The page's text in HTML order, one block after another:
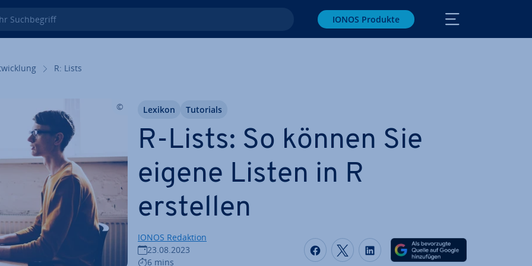
Such­be­griff IONOS Produkte
R: Lists
R-Lists: So können Sie
eigene Listen in R
erstellen
IONOS Redaktion
23.08.2023
6 mins
Auf Facebook teilen
Auf Twitter teilen
Auf LinkedIn teilen
Lexikon Tutorials